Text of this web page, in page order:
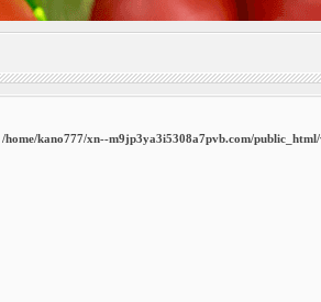
/home/kano777/xn--m9jp3ya3i5308a7pvb.com/